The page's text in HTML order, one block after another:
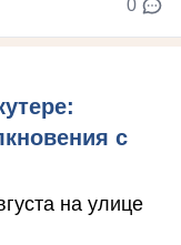
0
с
на улице